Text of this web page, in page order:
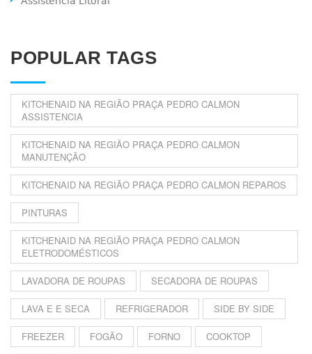
POPULAR TAGS
KITCHENAID NA REGIÃO PRAÇA PEDRO CALMON
ASSISTENCIA
KITCHENAID NA REGIÃO PRAÇA PEDRO CALMON
MANUTENÇÃO
KITCHENAID NA REGIÃO PRAÇA PEDRO CALMON REPAROS
PINTURAS
KITCHENAID NA REGIÃO PRAÇA PEDRO CALMON
ELETRODOMÉSTICOS
LAVADORA DE ROUPAS SECADORA DE ROUPAS
LAVA E E SECA REFRIGERADOR SIDE BY SIDE
FREEZER FOGÃO FORNO COOKTOP